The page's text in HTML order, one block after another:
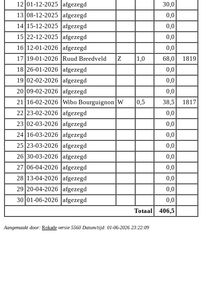
12 01-12-2025 afgezegd
30,0
13 08-12-2025 afgezegd
0,0
14 15-12-2025 afgezegd
0,0
15 22-12-2025 afgezegd
0,0
16 12-01-2026 afgezegd
0,0
17 19-01-2026 Ruud Breedveld Z 1,0 68,0
1819
18 26-01-2026 afgezegd
0,0
19 02-02-2026 afgezegd
0,0
20 09-02-2026 afgezegd
0,0
21 16-02-2026 Wibo Bourguignon W 0,5 38,5
1817
22 23-02-2026 afgezegd
0,0
23 02-03-2026 afgezegd
0,0
24 16-03-2026 afgezegd
0,0
25 23-03-2026 afgezegd
0,0
26 30-03-2026 afgezegd
0,0
27 06-04-2026 afgezegd
0,0
28 13-04-2026 afgezegd
0,0
29 20-04-2026 afgezegd
0,0
30 01-06-2026 afgezegd
0,0
Totaal
406,5
Aangemaakt door: Rokade versie 5560 Datum/tijd: 01-06-2026 23:22:09